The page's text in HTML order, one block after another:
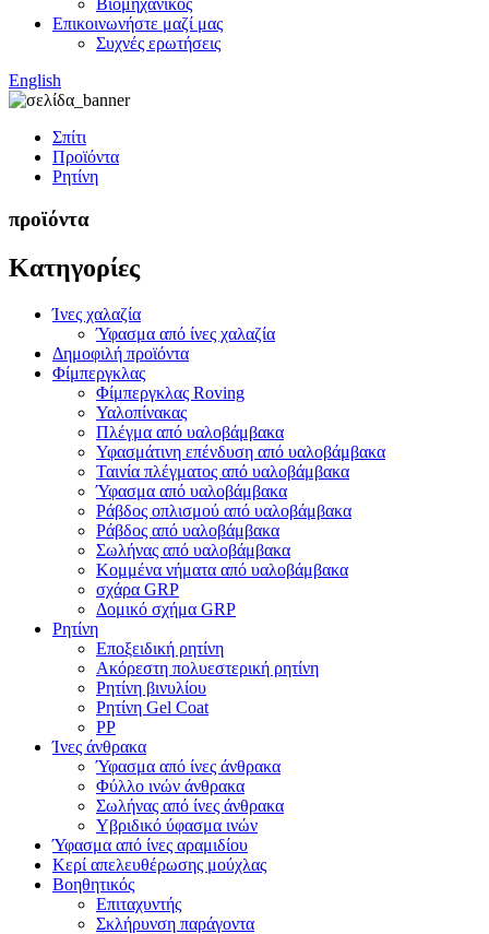
Βιομηχανικός
Επικοινωνήστε μαζί μας
Συχνές ερωτήσεις
English
Σπίτι
Προϊόντα
Ρητίνη
προϊόντα
Κατηγορίες
Ίνες χαλαζία
Ύφασμα από ίνες χαλαζία
Δημοφιλή προϊόντα
Φίμπεργκλας
Φίμπεργκλας Roving
Υαλοπίνακας
Πλέγμα από υαλοβάμβακα
Υφασμάτινη επένδυση από υαλοβάμβακα
Ταινία πλέγματος από υαλοβάμβακα
Ύφασμα από υαλοβάμβακα
Ράβδος οπλισμού από υαλοβάμβακα
Ράβδος από υαλοβάμβακα
Σωλήνας από υαλοβάμβακα
Κομμένα νήματα από υαλοβάμβακα
σχάρα GRP
Δομικό σχήμα GRP
Ρητίνη
Εποξειδική ρητίνη
Ακόρεστη πολυεστερική ρητίνη
Ρητίνη βινυλίου
Ρητίνη Gel Coat
PP
Ίνες άνθρακα
Ύφασμα από ίνες άνθρακα
Φύλλο ινών άνθρακα
Σωλήνας από ίνες άνθρακα
Υβριδικό ύφασμα ινών
Ύφασμα από ίνες αραμιδίου
Κερί απελευθέρωσης μούχλας
Βοηθητικός
Επιταχυντής
Σκλήρυνση παράγοντα